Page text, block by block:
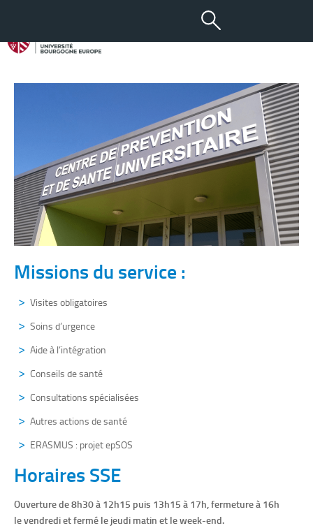
10 JUIL 2024
Service de santé étudiante
Missions du service :
Visites obligatoires
Soins d’urgence
Aide à l’intégration
Conseils de santé
Consultations spécialisées
Autres actions de santé
ERASMUS : projet epSOS
Horaires SSE
Ouverture de 8h30 à 12h15 puis 13h15 à 17h, fermeture à 16h
levendrediet fermé le jeudi matin et le week-end.